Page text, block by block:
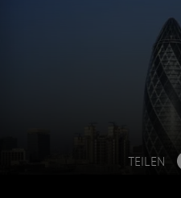
TEILEN